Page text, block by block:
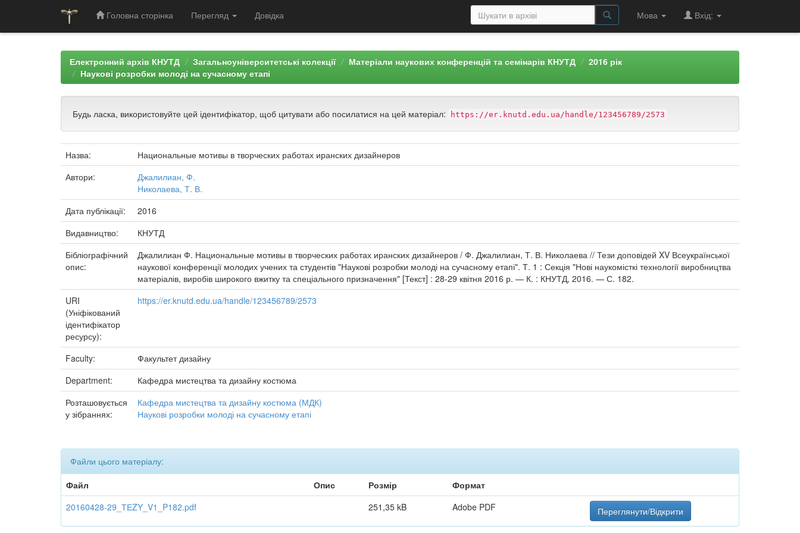
Головна сторінка Перегляд Довідка Мова Вхід:
Електронний архів КНУТД Загальноуніверситетські колекції Матеріали наукових конференцій та семінарів КНУТД
2016 рік
Наукові розробки молоді на сучасному етапі
Будь ласка, використовуйте цей ідентифікатор, щоб цитувати або посилатися на цей матеріал: https://er.knutd.edu.ua/handle/123456789/2573
Назва:
Национальные мотивы в творческих работах иранских дизайнеров
Автори:
Джалилиан, Ф.
Николаева, Т. В.
Дата публікації:
2016
Видавництво:
КНУТД
Бібліографічний
опис:
Джалилиан Ф. Национальные мотивы в творческих работах иранских дизайнеров / Ф. Джалилиан, Т. В. Николаева // Тези доповідей XV Всеукраїнської
наукової конференції молодих учених та студентів "Наукові розробки молоді на сучасному етапі". Т. 1 : Секція "Нові наукомісткі технології виробництва
матеріалів, виробів широкого вжитку та спеціального призначення" [Текст] : 28-29 квітня 2016 р. — К. : КНУТД, 2016. — С. 182.
URI
(Уніфікований
ідентифікатор
ресурсу):
https://er.knutd.edu.ua/handle/123456789/2573
Faculty:
Факультет дизайну
Department:
Кафедра мистецтва та дизайну костюма
Розташовується
у зібраннях:
Кафедра мистецтва та дизайну костюма (МДК)
Наукові розробки молоді на сучасному етапі
Файли цього матеріалу:
Файл
Опис Розмір
Формат
20160428-29_ТЕZY_V1_P182.pdf
251,35 kB Adobe PDF Переглянути/Відкрити